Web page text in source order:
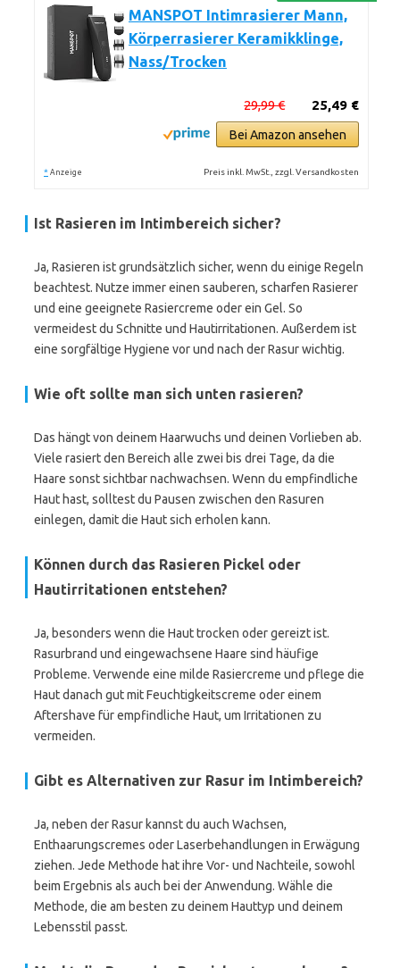
MANSPOT Intimrasierer Mann,
Körperrasierer Keramikklinge,
Nass/Trocken
25,49 €
29,99 €
Bei Amazon ansehen
* Anzeige Preis inkl. MwSt., zzgl. Versandkosten
Ist Rasieren im Intimbereich sicher?
Ja, Rasieren ist grundsätzlich sicher, wenn du einige Regeln
beachtest. Nutze immer einen sauberen, scharfen Rasierer
und eine geeignete Rasiercreme oder ein Gel. So
vermeidest du Schnitte und Hautirritationen. Außerdem ist
eine sorgfältige Hygiene vor und nach der Rasur wichtig.
Wie oft sollte man sich unten rasieren?
Das hängt von deinem Haarwuchs und deinen Vorlieben ab.
Viele rasiert den Bereich alle zwei bis drei Tage, da die
Haare sonst sichtbar nachwachsen. Wenn du empfindliche
Haut hast, solltest du Pausen zwischen den Rasuren
einlegen, damit die Haut sich erholen kann.
Können durch das Rasieren Pickel oder
Hautirritationen entstehen?
Ja, besonders wenn die Haut trocken oder gereizt ist.
Rasurbrand und eingewachsene Haare sind häufige
Probleme. Verwende eine milde Rasiercreme und pflege die
Haut danach gut mit Feuchtigkeitscreme oder einem
Aftershave für empfindliche Haut, um Irritationen zu
vermeiden.
Gibt es Alternativen zur Rasur im Intimbereich?
Ja, neben der Rasur kannst du auch Wachsen,
Enthaarungscremes oder Laserbehandlungen in Erwägung
ziehen. Jede Methode hat ihre Vor- und Nachteile, sowohl
beim Ergebnis als auch bei der Anwendung. Wähle die
Methode, die am besten zu deinem Hauttyp und deinem
Lebensstil passt.